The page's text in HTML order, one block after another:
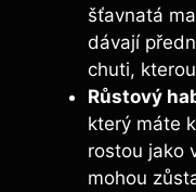
šťavnatá
dávají
chuti,
Růstový
který máte
rostou jako
mohou